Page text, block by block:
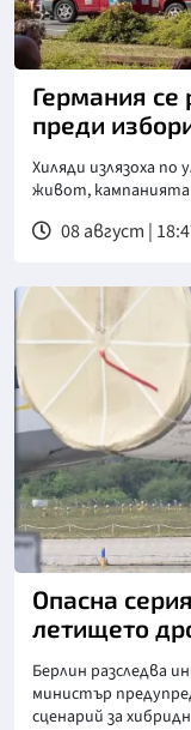
Германия се
преди
Хиляди излязоха
живот, кампанията
08 август |
Опасна
летището
Берлин разследва
министър
сценарий за